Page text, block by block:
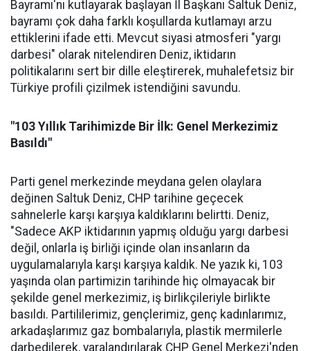
Bayramı'nı kutlayarak başlayan İl Başkanı Saltuk Deniz,
bayramı çok daha farklı koşullarda kutlamayı arzu
ettiklerini ifade etti. Mevcut siyasi atmosferi "yargı
darbesi" olarak nitelendiren Deniz, iktidarın
politikalarını sert bir dille eleştirerek, muhalefetsiz bir
Türkiye profili çizilmek istendiğini savundu.
"103 Yıllık Tarihimizde Bir İlk: Genel Merkezimiz
Basıldı"
Parti genel merkezinde meydana gelen olaylara
değinen Saltuk Deniz, CHP tarihine geçecek
sahnelerle karşı karşıya kaldıklarını belirtti. Deniz,
"Sadece AKP iktidarının yapmış olduğu yargı darbesi
değil, onlarla iş birliği içinde olan insanların da
uygulamalarıyla karşı karşıya kaldık. Ne yazık ki, 103
yaşında olan partimizin tarihinde hiç olmayacak bir
şekilde genel merkezimiz, iş birlikçileriyle birlikte
basıldı. Partililerimiz, gençlerimiz, genç kadınlarımız,
arkadaşlarımız gaz bombalarıyla, plastik mermilerle
darbedilerek, yaralandırılarak CHP Genel Merkezi'nden